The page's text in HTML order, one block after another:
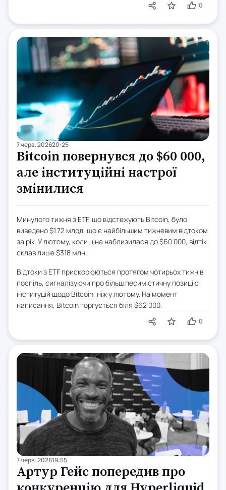
0
7 черв. 202620:25
Bitcoin повернувся до $60 000,
але інституційні настрої
змінилися
Минулого тижня з ETF, що відстежують Bitcoin, було
виведено $1.72 млрд, що є найбільшим тижневим відтоком
за рік. У лютому, коли ціна наблизилася до $60 000, відтік
склав лише $318 млн.
Відтоки з ETF прискорюються протягом чотирьох тижнів
поспіль, сигналізуючи про більш песимістичну позицію
інституцій щодо Bitcoin, ніж у лютому. На момент
написання, Bitcoin торгується біля $62 000.
0
7 черв. 202619:55
Артур Гейс попередив про